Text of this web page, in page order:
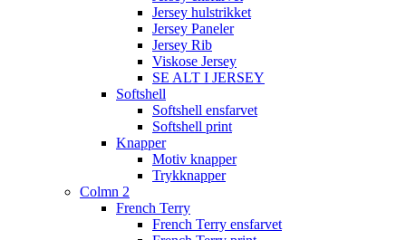
Jersey hulstrikket
Jersey Paneler
Jersey Rib
Viskose Jersey
SE ALT I JERSEY
Softshell
Softshell ensfarvet
Softshell print
Knapper
Motiv knapper
Trykknapper
Colmn 2
French Terry
French Terry ensfarvet